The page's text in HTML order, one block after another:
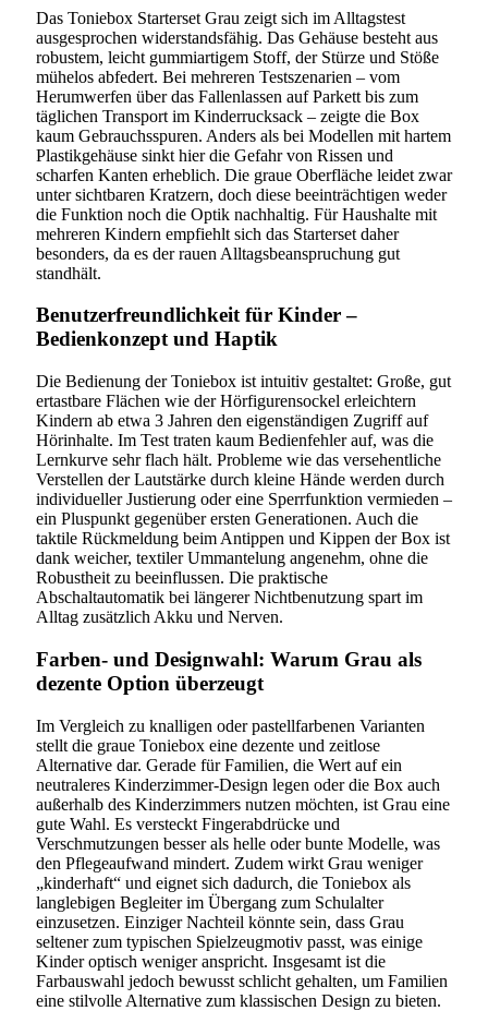
Das Toniebox Starterset Grau zeigt sich im Alltagstest
ausgesprochen widerstandsfähig. Das Gehäuse besteht aus
robustem, leicht gummiartigem Stoff, der Stürze und Stöße
mühelos abfedert. Bei mehreren Testszenarien – vom
Herumwerfen über das Fallenlassen auf Parkett bis zum
täglichen Transport im Kinderrucksack – zeigte die Box
kaum Gebrauchsspuren. Anders als bei Modellen mit hartem
Plastikgehäuse sinkt hier die Gefahr von Rissen und
scharfen Kanten erheblich. Die graue Oberfläche leidet zwar
unter sichtbaren Kratzern, doch diese beeinträchtigen weder
die Funktion noch die Optik nachhaltig. Für Haushalte mit
mehreren Kindern empfiehlt sich das Starterset daher
besonders, da es der rauen Alltagsbeanspruchung gut
standhält.
Benutzerfreundlichkeit für Kinder –
Bedienkonzept und Haptik
Die Bedienung der Toniebox ist intuitiv gestaltet: Große, gut
ertastbare Flächen wie der Hörfigurensockel erleichtern
Kindern ab etwa 3 Jahren den eigenständigen Zugriff auf
Hörinhalte. Im Test traten kaum Bedienfehler auf, was die
Lernkurve sehr flach hält. Probleme wie das versehentliche
Verstellen der Lautstärke durch kleine Hände werden durch
individueller Justierung oder eine Sperrfunktion vermieden –
ein Pluspunkt gegenüber ersten Generationen. Auch die
taktile Rückmeldung beim Antippen und Kippen der Box ist
dank weicher, textiler Ummantelung angenehm, ohne die
Robustheit zu beeinflussen. Die praktische
Abschaltautomatik bei längerer Nichtbenutzung spart im
Alltag zusätzlich Akku und Nerven.
Farben- und Designwahl: Warum Grau als
dezente Option überzeugt
Im Vergleich zu knalligen oder pastellfarbenen Varianten
stellt die graue Toniebox eine dezente und zeitlose
Alternative dar. Gerade für Familien, die Wert auf ein
neutraleres Kinderzimmer-Design legen oder die Box auch
außerhalb des Kinderzimmers nutzen möchten, ist Grau eine
gute Wahl. Es versteckt Fingerabdrücke und
Verschmutzungen besser als helle oder bunte Modelle, was
den Pflegeaufwand mindert. Zudem wirkt Grau weniger
„kinderhaft“ und eignet sich dadurch, die Toniebox als
langlebigen Begleiter im Übergang zum Schulalter
einzusetzen. Einziger Nachteil könnte sein, dass Grau
seltener zum typischen Spielzeugmotiv passt, was einige
Kinder optisch weniger anspricht. Insgesamt ist die
Farbauswahl jedoch bewusst schlicht gehalten, um Familien
eine stilvolle Alternative zum klassischen Design zu bieten.